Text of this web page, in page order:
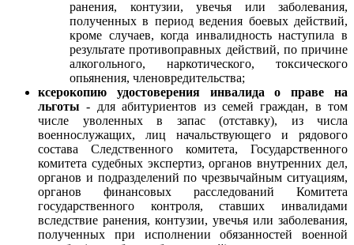
ранения, контузии, увечья или заболевания,
полученных в период ведения боевых действий,
кроме случаев, когда инвалидность наступила в
результате противоправных действий, по причине
алкогольного, наркотического, токсического
опьянения, членовредительства;
ксерокопию удостоверения инвалида о праве на
льготы - для абитуриентов из семей граждан, в том
числе уволенных в запас (отставку), из числа
военнослужащих, лиц начальствующего и рядового
состава Следственного комитета, Государственного
комитета судебных экспертиз, органов внутренних дел,
органов и подразделений по чрезвычайным ситуациям,
органов финансовых расследований Комитета
государственного контроля, ставших инвалидами
вследствие ранения, контузии, увечья или заболевания,
полученных при исполнении обязанностей военной